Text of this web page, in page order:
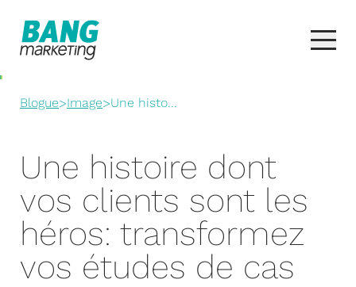
Blogue>Image>Une histo...
Une histoire dont
vos clients sont les
héros: transformez
vos études de cas